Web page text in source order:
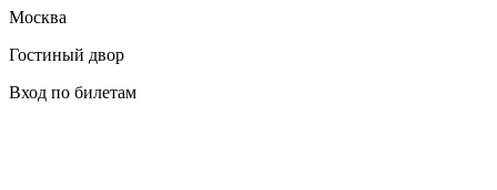
Москва
Гостиный двор
Вход по билетам